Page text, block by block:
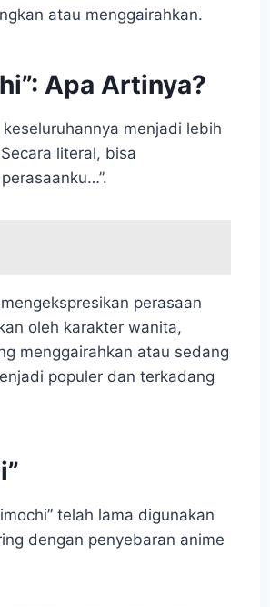
atau menggairahkan.
Apa Artinya?
menjadi lebih
literal, bisa
perasaan
oleh karakter wanita,
menggairahkan atau sedang
populer dan terkadang
telah lama digunakan
dengan penyebaran anime